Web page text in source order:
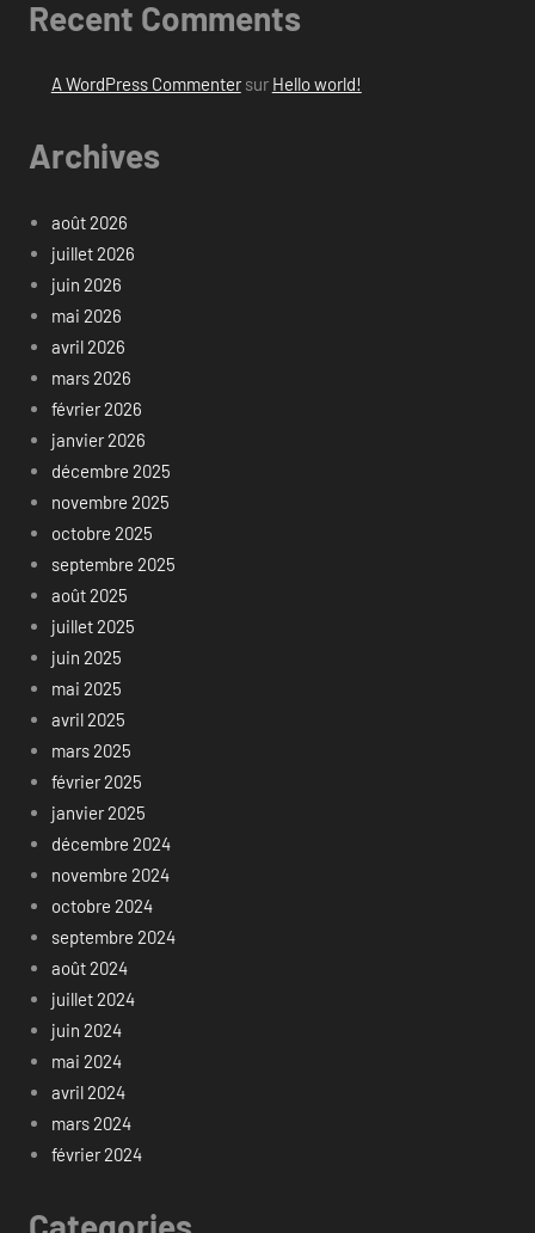
Recent Comments
A WordPress Commentersur Hello world!
Archives
août 2026
juillet 2026
juin 2026
mai 2026
avril 2026
mars 2026
février 2026
janvier 2026
décembre 2025
novembre 2025
octobre 2025
septembre 2025
août 2025
juillet 2025
juin 2025
mai 2025
avril 2025
mars 2025
février 2025
janvier 2025
décembre 2024
novembre 2024
octobre 2024
septembre 2024
août 2024
juillet 2024
juin 2024
mai 2024
avril 2024
mars 2024
février 2024